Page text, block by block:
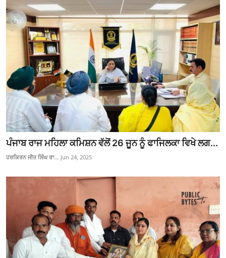
ਪੰਜਾਬ ਰਾਜ ਮਹਿਲਾ ਕਮਿਸ਼ਨ ਵੱਲੋਂ 26 ਜੂਨ ਨੂੰ ਫਾਜਿਲਕਾ ਵਿਖੇ ਲਗ...
ਹਰਕਿਰਨ ਜੀਤ ਸਿੰਘ ਰਾ... Jun 24, 2025